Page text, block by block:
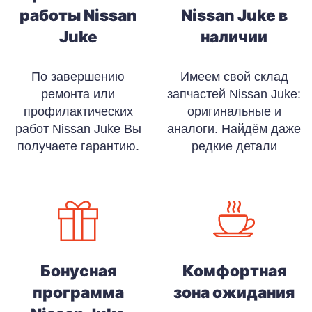
работы Nissan
Juke
По завершению
ремонта или
профилактических
работ Nissan Juke Вы
получаете гарантию.
Бонусная
программа
Nissan Juke в
наличии
Имеем свой склад
запчастей Nissan Juke:
оригинальные и
аналоги. Найдём даже
редкие детали
Комфортная
зона ожидания